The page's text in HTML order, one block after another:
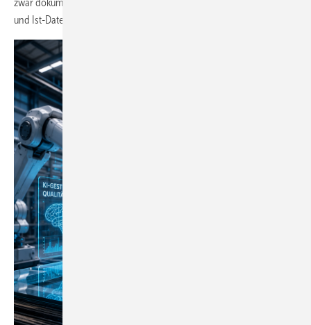
zwar dokumentiert, aber nicht systematisch ausgewertet. Planungs-
und Ist-Daten sind nicht aufeinander abgestimmt.